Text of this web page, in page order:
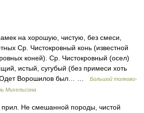
на хорошую, чистую, без смеси,
Ср. Чистокровный конь (известной
коней). Ср. Чистокровный (осел)
истый, сугубый (без примеси хоть
Одет Ворошилов был… …
Большой толково-
Михельсона
Не смешанной породы, чистой